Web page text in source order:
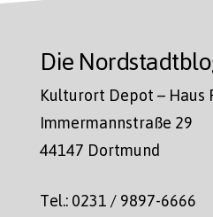
Die
Kulturort Depot – Haus
Immermannstraße 29
44147 Dortmund
Tel.: 0231 / 9897-6666